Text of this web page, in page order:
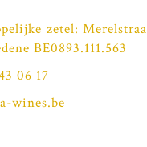
zetel:
BE0893.111.563
06 17
wines.be